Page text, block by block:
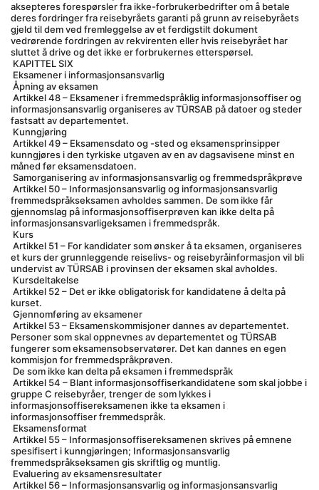
aksepteres forespørsler fra ikke-forbrukerbedrifter om å betale
deres fordringer fra reisebyråets garanti på grunn av reisebyråets
gjeld til dem ved fremleggelse av et ferdigstilt dokument
vedrørende fordringen av rekvirenten eller hvis reisebyrået har
sluttet å drive og det ikke er forbrukernes etterspørsel.
KAPITTEL SIX
Eksamener i informasjonsansvarlig
Åpning av eksamen
informasjonsansvarlig organiseres av TÜRSAB på datoer og steder
fastsatt av departementet.
Kunngjøring
kunngjøres i den tyrkiske utgaven av en av dagsavisene minst en
måned før eksamensdatoen.
Samorganisering av informasjonsansvarlig og fremmedspråkprøve
fremmedspråkseksamen avholdes sammen. De som ikke får
gjennomslag på informasjonsoffiserprøven kan ikke delta på
informasjonsansvarligeksamen i fremmedspråk.
Kurs
et kurs der grunnleggende reiselivs- og reisebyråinformasjon vil bli
undervist av TÜRSAB i provinsen der eksamen skal avholdes.
Kursdeltakelse
kurset.
Gjennomføring av eksamener
Personer som skal oppnevnes av departementet og TÜRSAB
fungerer som eksamensobservatører. Det kan dannes en egen
kommisjon for fremmedspråkprøven.
De som ikke kan delta på eksamen i fremmedspråk
gruppe C reisebyråer, trenger de som lykkes i
informasjonsoffisereksamenen ikke ta eksamen i
informasjonsoffiser fremmedspråk.
Eksamensformat
spesifisert i kunngjøringen; Informasjonsansvarlig
fremmedspråkseksamen gis skriftlig og muntlig.
Evaluering av eksamensresultater